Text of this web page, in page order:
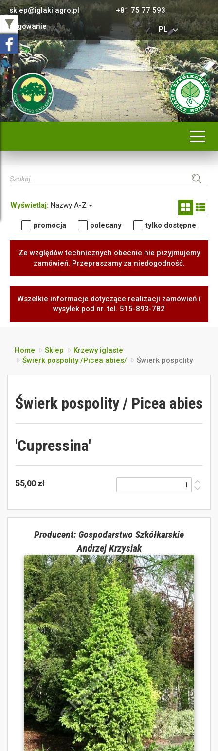
sklep@iglaki.agro.pl
+81 75 77 593
Logowanie
PL
Wyświetlaj: Nazwy A-Z
promocja polecany tylko dostępne
Ze względów technicznych obecnie nie przyjmujemy
zamówień. Przepraszamy za niedogodność.
Wszelkie informacje dotyczące realizacji zamówień i
wysyłek pod nr. tel. 515-893-782
Home Sklep
Krzewy iglaste
Świerk pospolity /Picea abies/
Świerk pospolity
Świerk pospolity / Picea abies
'Cupressina'
55,00 zł
Producent: Gospodarstwo Szkółkarskie
Andrzej Krzysiak